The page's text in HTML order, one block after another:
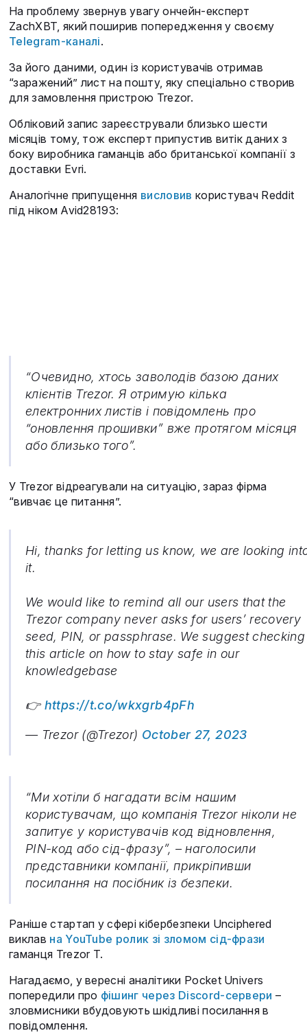
На проблему звернув увагу ончейн-експерт
ZachXBT, який поширив попередження у своєму
Telegram-каналі.
За його даними, один із користувачів отримав
“заражений” лист на пошту, яку спеціально створив
для замовлення пристрою Trezor.
Обліковий запис зареєстрували близько шести
місяців тому, тож експерт припустив витік даних з
боку виробника гаманців або британської компанії з
доставки Evri.
Аналогічне припущення висловив користувач Reddit
під ніком Avid28193:
“Очевидно, хтось заволодів базою даних
клієнтів Trezor. Я отримую кілька
електронних листів і повідомлень про
“оновлення прошивки” вже протягом місяця
або близько того”.
У Trezor відреагували на ситуацію, зараз фірма
“вивчає це питання”.
Hi, thanks for letting us know, we are looking
it.
We would like to remind all our users that the
Trezor company never asks for users’ recovery
seed, PIN, or passphrase. We suggest checking
this article on how to stay safe in our
knowledgebase
👉https://t.co/wkxgrb4pFh
— Trezor (@Trezor) October 27, 2023
“Ми хотіли б нагадати всім нашим
користувачам, що компанія Trezor ніколи не
запитує у користувачів код відновлення,
PIN-код або сід-фразу”, – наголосили
представники компанії, прикріпивши
посилання на посібник із безпеки.
Раніше стартап у сфері кібербезпеки Unciphered
виклав на YouTube ролик зі зломом сід-фрази
гаманця Trezor T.
Нагадаємо, у вересні аналітики Pocket Univers
попередили про фішинг через Discord-сервери –
зловмисники вбудовують шкідливі посилання в
повідомлення.